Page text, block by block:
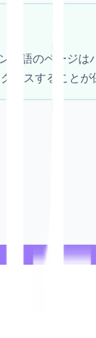
ス語のページ
セスすることが